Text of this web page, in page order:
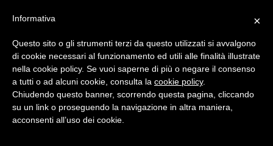
×
Informativa
Questo sito o gli strumenti terzi da questo utilizzati si avvalgono
di cookie necessari al funzionamento ed utili alle finalità illustrate
nella cookie policy. Se vuoi saperne di più o negare il consenso
a tutti o ad alcuni cookie, consulta la cookie policy.
Chiudendo questo banner, scorrendo questa pagina, cliccando
su un link o proseguendo la navigazione in altra maniera,
acconsenti all’uso dei cookie.